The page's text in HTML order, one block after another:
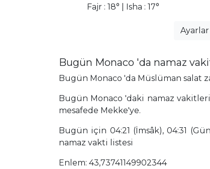
Fajr : 18° | Isha : 17°
Ayarlar
Bugün Monaco 'da namaz
Bugün Monaco 'da Müslüman salat
Bugün Monaco 'daki namaz vakitleri
mesafede Mekke'ye.
Bugün için 04:21 (İmsâk), 04:31
namaz vakti listesi
Enlem: 43,73741149902344